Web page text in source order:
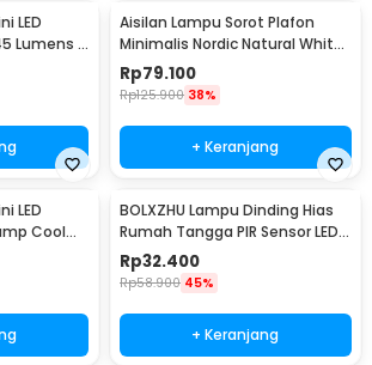
LED
Lumens 3
905
Aisilan Lampu Sorot Plafon
Minimalis Nordic Natural White
4000K 7W - MSD52
Rp79.100
Rp125.900 38%
+ Keranjang
LED
Cool
- TD001
BOLXZHU Lampu Dinding Hias
Rumah Tangga PIR Sensor LED
Warm White 3W - HCGY003
Rp32.400
Rp58.900 45%
+ Keranjang